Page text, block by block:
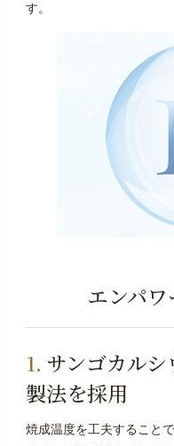
す。
エンパ
サンゴカル
製法を採用
焼成温度を工夫すること